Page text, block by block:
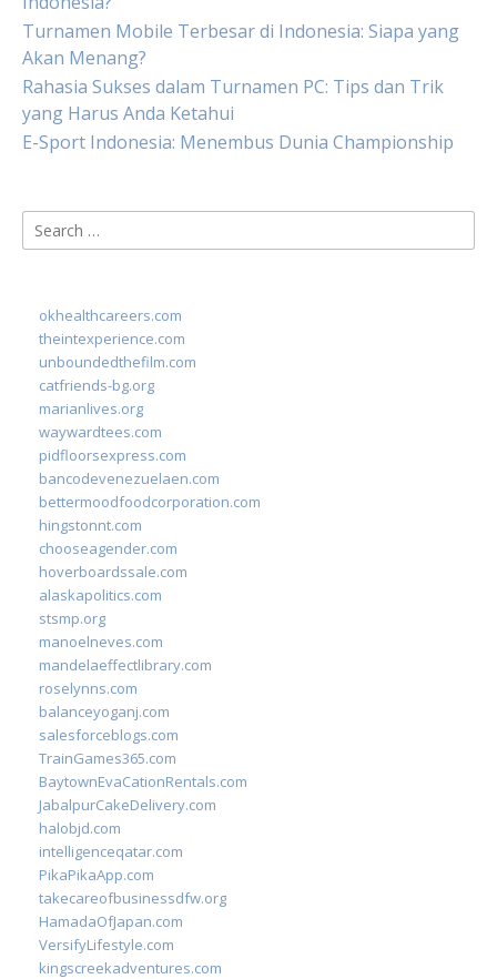
Turnamen Mobile Terbesar di Indonesia: Siapa yang
Akan Menang?
Rahasia Sukses dalam Turnamen PC: Tips dan Trik
yang Harus Anda Ketahui
E-Sport Indonesia: Menembus Dunia Championship
Search
for:
okhealthcareers.com
theintexperience.com
unboundedthefilm.com
catfriends-bg.org
marianlives.org
waywardtees.com
pidfloorsexpress.com
bancodevenezuelaen.com
bettermoodfoodcorporation.com
hingstonnt.com
chooseagender.com
hoverboardssale.com
alaskapolitics.com
stsmp.org
manoelneves.com
mandelaeffectlibrary.com
roselynns.com
balanceyoganj.com
salesforceblogs.com
TrainGames365.com
BaytownEvaCationRentals.com
JabalpurCakeDelivery.com
halobjd.com
intelligenceqatar.com
PikaPikaApp.com
takecareofbusinessdfw.org
HamadaOfJapan.com
VersifyLifestyle.com
kingscreekadventures.com